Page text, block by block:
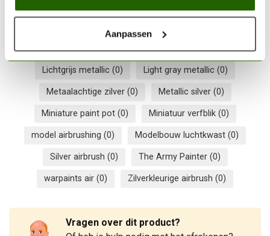
Aanpassen
hobby acrylic paint(0) hobby acrylverf(0)
Lichtgrijs metallic (0) Light gray metallic (0)
Metaalachtige zilver (0) Metallic silver (0)
Miniature paint pot (0) Miniatuur verfblik (0)
model airbrushing (0) Modelbouw luchtkwast (0)
Silver airbrush (0) The Army Painter (0)
warpaints air (0) Zilverkleurige airbrush (0)
Vragen over dit product?